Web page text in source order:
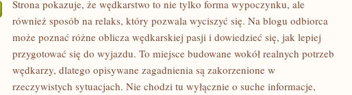
ETYKA
WĘDKARSKA
Strona pokazuje, że wędkarstwo to nie tylko forma wypoczynku, ale
również sposób na relaks, który pozwala wyciszyć się. Na blogu odbiorca
może poznać różne oblicza wędkarskiej pasji i dowiedzieć się, jak lepiej
przygotować się do wyjazdu. To miejsce budowane wokół realnych potrzeb
wędkarzy, dlatego opisywane zagadnienia są zakorzenione w
rzeczywistych sytuacjach. Nie chodzi tu wyłącznie o suche informacje,